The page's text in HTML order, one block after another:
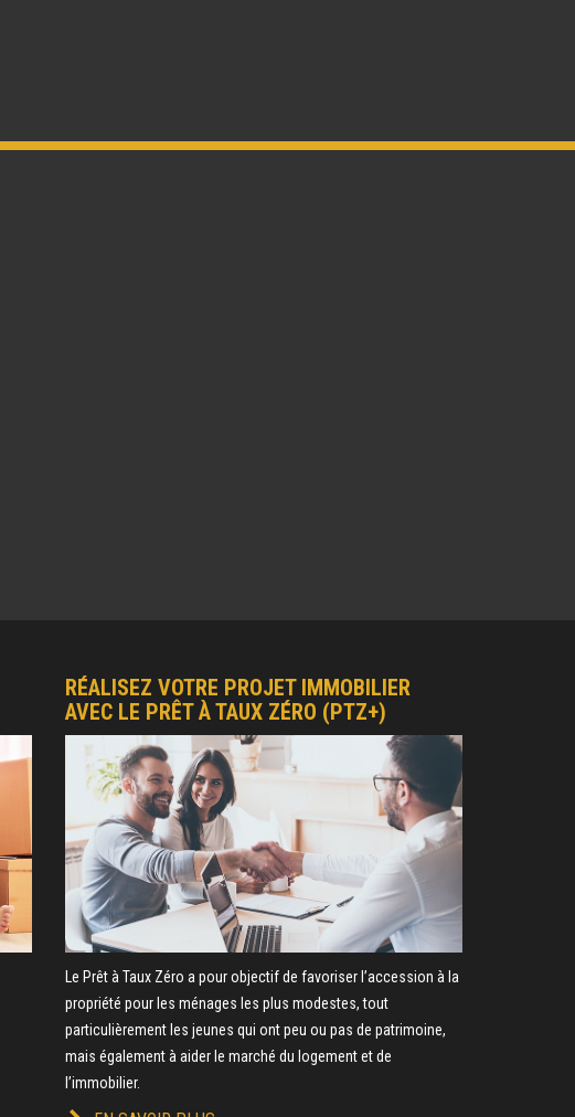
RÉALISEZ VOTRE PROJET IMMOBILIER
AVEC LE PRÊT À TAUX ZÉRO (PTZ+)
Le Prêt à Taux Zéro a pour objectif de favoriser l’accession à la
propriété pour les ménages les plus modestes, tout
particulièrement les jeunes qui ont peu ou pas de patrimoine,
mais également à aider le marché du logement et de
l’immobilier.